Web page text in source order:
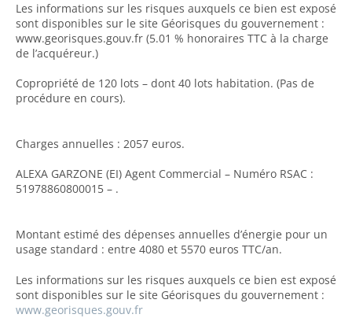
Les informations sur les risques auxquels ce bien est exposé
sont disponibles sur le site Géorisques du gouvernement :
www.georisques.gouv.fr (5.01 % honoraires TTC à la charge
de l’acquéreur.)
Copropriété de 120 lots – dont 40 lots habitation. (Pas de
procédure en cours).
Charges annuelles : 2057 euros.
ALEXA GARZONE (EI) Agent Commercial – Numéro RSAC :
51978860800015 – .
Montant estimé des dépenses annuelles d’énergie pour un
usage standard : entre 4080 et 5570 euros TTC/an.
Les informations sur les risques auxquels ce bien est exposé
sont disponibles sur le site Géorisques du gouvernement :
www.georisques.gouv.fr